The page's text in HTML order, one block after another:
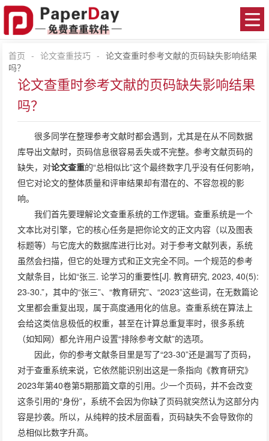
首页 - 论文查重技巧 - 论文查重时参考文献的页码缺失影响结果
吗？
论文查重时参考文献的页码缺失影响结果
吗？
很多同学在整理参考文献时都会遇到，尤其是在从不同数据
库导出文献时，页码信息很容易丢失或不完整。参考文献页码的
缺失，对论文查重的“总相似比”这个最终数字几乎没有任何影响，
但它对论文的整体质量和评审结果却有潜在的、不容忽视的影
响。
我们首先要理解论文查重系统的工作逻辑。查重系统是一个
文本比对引擎，它的核心任务是把你论文的正文内容（以及图表
标题等）与它庞大的数据库进行比对。对于参考文献列表，系统
虽然会扫描，但它的处理方式和正文完全不同。一个规范的参考
文献条目，比如“张三. 论学习的重要性[J]. 教育研究, 2023, 40(5):
23-30.”，其中的“张三”、“教育研究”、“2023”这些词，在无数篇论
文里都会重复出现，属于高度通用化的信息。查重系统在算法上
会给这类信息极低的权重，甚至在计算总重复率时，很多系统
（如知网）都允许用户设置“排除参考文献”的选项。
因此，你的参考文献条目里是写了“23-30”还是漏写了页码，
对于查重系统来说，它依然能识别出这是一条指向《教育研究》
2023年第40卷第5期那篇文章的引用。少一个页码，并不会改变
这条引用的“身份”，系统不会因为你缺了页码就突然认为这部分内
容是抄袭。所以，从纯粹的技术层面看，页码缺失不会导致你的
总相似比数字升高。